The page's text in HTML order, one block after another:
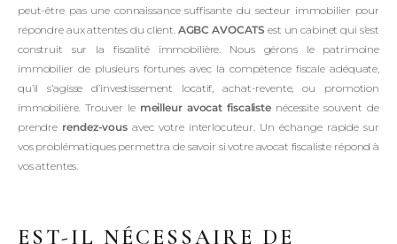
peut-être pas une connaissance suffisante du secteur immobilier pour
répondre aux attentes du client. AGBC AVOCATS est un cabinet qui s’est
construit sur la fiscalité immobilière. Nous gérons le patrimoine
immobilier de plusieurs fortunes avec la compétence fiscale adéquate,
qu’il s’agisse d’investissement locatif, achat-revente, ou promotion
immobilière. Trouver le meilleur avocat fiscalistenécessite souvent de
prendre rendez-vousavec votre interlocuteur. Un échange rapide sur
vos problématiques permettra de savoir si votre avocat fiscaliste répond à
vos attentes.
EST-IL NÉCESSAIRE DE